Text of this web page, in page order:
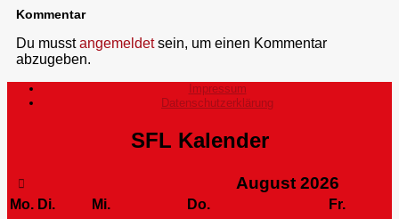
Kommentar
Du musstangemeldetsein, um einen Kommentar
abzugeben.
Impressum
Datenschutzerklärung
SFL Kalender
August 2026
Mo. Di. Mi. Do. Fr.